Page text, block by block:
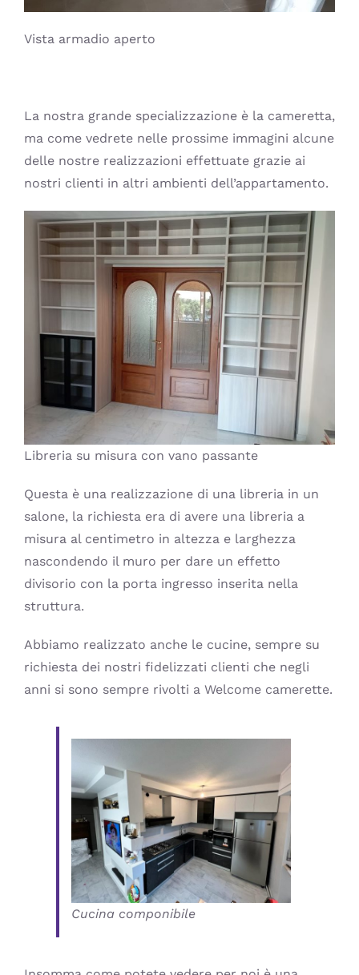
Vista armadio aperto
La nostra grande specializzazione è la cameretta,
ma come vedrete nelle prossime immagini alcune
delle nostre realizzazioni effettuate grazie ai
nostri clienti in altri ambienti dell’appartamento.
Libreria su misura con vano passante
Questa è una realizzazione di una libreria in un
salone, la richiesta era di avere una libreria a
misura al centimetro in altezza e larghezza
nascondendo il muro per dare un effetto
divisorio con la porta ingresso inserita nella
struttura.
Abbiamo realizzato anche le cucine, sempre su
richiesta dei nostri fidelizzati clienti che negli
anni si sono sempre rivolti a Welcome camerette.
Cucina componibile